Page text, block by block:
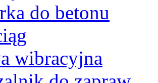
do betonu
wibracyjna